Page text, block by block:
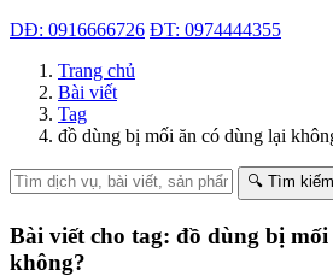
DĐ: 0916666726 ĐT: 0974444355
Trang chủ
Bài viết
Tag
đồ dùng bị mối ăn có dùng lại
🔍 Tìm kiếm
Bài viết cho tag: đồ dùng bị
không?